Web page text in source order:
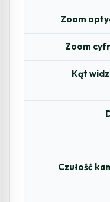
Zoom
Zoom
Kąt
Czułość